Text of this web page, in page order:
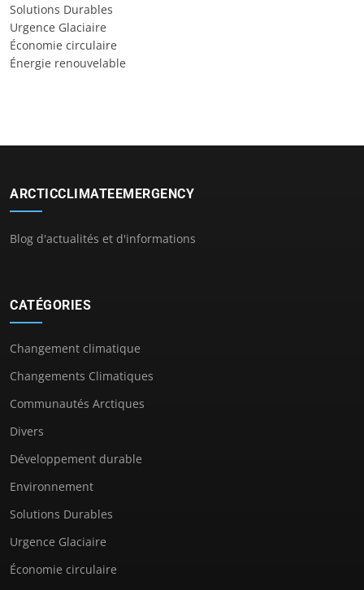
Solutions Durables
Urgence Glaciaire
Économie circulaire
Énergie renouvelable
ARCTICCLIMATEEMERGENCY
Blog d'actualités et d'informations
CATÉGORIES
Changement climatique
Changements Climatiques
Communautés Arctiques
Divers
Développement durable
Environnement
Solutions Durables
Urgence Glaciaire
Économie circulaire